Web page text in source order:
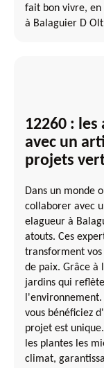
fait bon vivre, en
à Balaguier D
12260 :
avec un
projets
Dans un monde
collaborer avec
elagueur à
atouts. Ces
transforment vos
de paix. Grâce à
jardins qui
vous bénéficiez
projet est
les plantes les
climat,